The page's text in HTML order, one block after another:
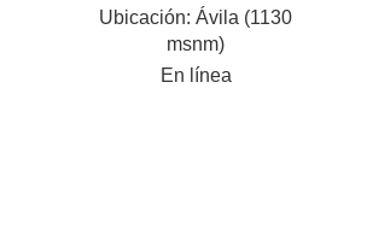
Ubicación: Ávila (1130
msnm)
En línea